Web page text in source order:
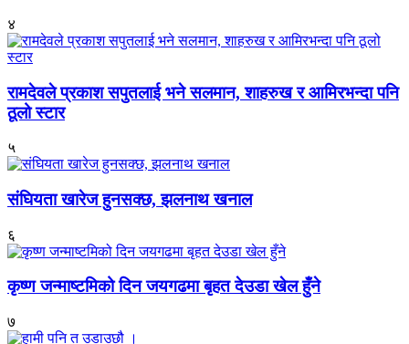
४
रामदेवले प्रकाश सपुतलाई भने सलमान, शाहरुख र आमिरभन्दा पनि
ठूलो स्टार
५
संघियता खारेज हुनसक्छ, झलनाथ खनाल
६
कृष्ण जन्माष्टमिको दिन जयगढमा बृहत देउडा खेल हुँने
७